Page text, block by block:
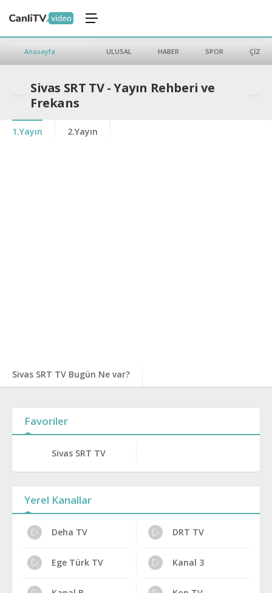
Anasayfa ULUSAL HABER SPOR ÇİZGİ
Sivas SRT TV - Yayın Rehberi ve
Frekans
1.Yayın 2.Yayın
Sivas SRT TV Bugün Ne var?
Favoriler
Sivas SRT TV
Yerel Kanallar
Deha TV DRT TV
Ege Türk TV Kanal 3